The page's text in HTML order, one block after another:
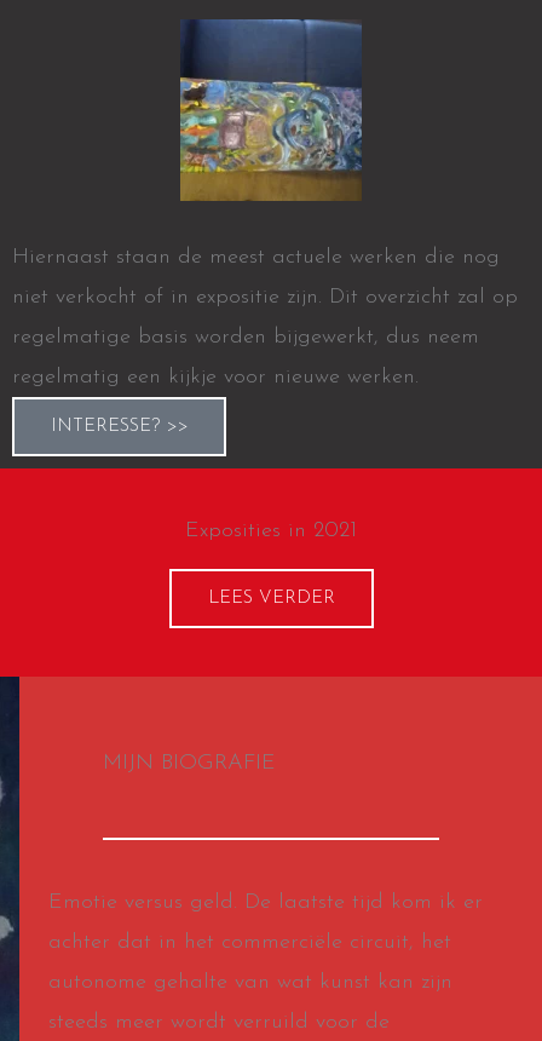
Hiernaast staan de meest actuele werken die nog
niet verkocht of in expositie zijn. Dit overzicht zal op
regelmatige basis worden bijgewerkt, dus neem
regelmatig een kijkje voor nieuwe werken.
INTERESSE? >>
Exposities in 2021
LEES VERDER
MIJN BIOGRAFIE
Emotie versus geld. De laatste tijd kom ik er
achter dat in het commerciële circuit, het
autonome gehalte van wat kunst kan zijn
steeds meer wordt verruild voor de